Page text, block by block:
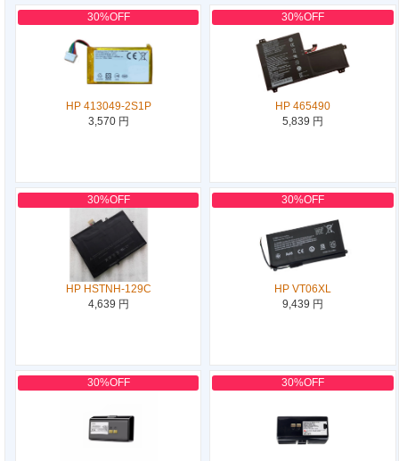
30%OFF
HP 413049-2S1P
3,570 円
30%OFF
HP 465490
5,839 円
30%OFF
HP HSTNH-129C
4,639 円
30%OFF
HP VT06XL
9,439 円
30%OFF 30%OFF